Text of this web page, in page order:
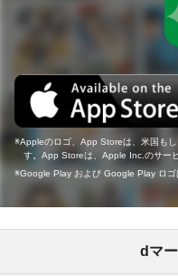
Appleのロゴ、App Storeは、米国も
す。App Storeは、Apple Inc.のサー
Google Play および Google Play ロゴ
dマ